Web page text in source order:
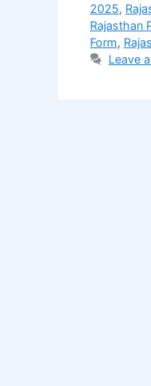
2025,
Rajasthan
Form,
Leave